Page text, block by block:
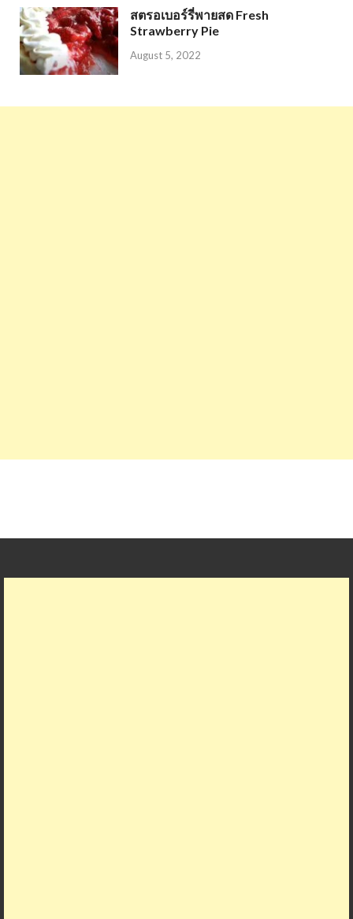
สตรอเบอร์รี่พายสด Fresh
Strawberry Pie
August 5, 2022